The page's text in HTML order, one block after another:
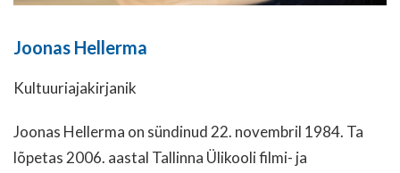
Joonas Hellerma
Kultuuriajakirjanik
Joonas Hellerma on sündinud 22. novembril 1984. Ta
lõpetas 2006. aastal Tallinna Ülikooli filmi- ja